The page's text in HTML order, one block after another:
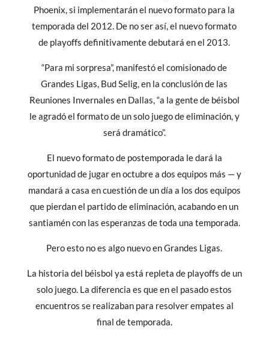
Phoenix, si implementarán el nuevo formato para la
temporada del 2012. De no ser así, el nuevo formato
de playoffs definitivamente debutará en el 2013.
“Para mi sorpresa”, manifestó el comisionado de
Grandes Ligas, Bud Selig, en la conclusión de las
Reuniones Invernales en Dallas, “a la gente de béisbol
le agradó el formato de un solo juego de eliminación, y
será dramático”.
El nuevo formato de postemporada le dará la
oportunidad de jugar en octubre a dos equipos más — y
mandará a casa en cuestión de un día a los dos equipos
que pierdan el partido de eliminación, acabando en un
santiamén con las esperanzas de toda una temporada.
Pero esto no es algo nuevo en Grandes Ligas.
La historia del béisbol ya está repleta de playoffs de un
solo juego. La diferencia es que en el pasado estos
encuentros se realizaban para resolver empates al
final de temporada.